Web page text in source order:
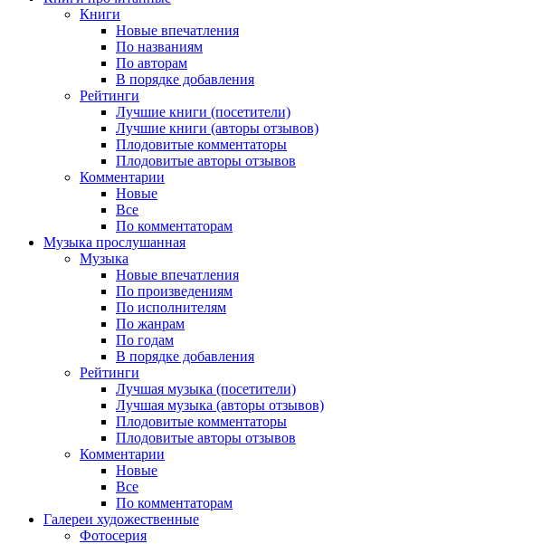
Книги
Новые впечатления
По названиям
По авторам
В порядке добавления
Рейтинги
Лучшие книги (посетители)
Лучшие книги (авторы отзывов)
Плодовитые комментаторы
Плодовитые авторы отзывов
Комментарии
Новые
Все
По комментаторам
Музыка прослушанная
Музыка
Новые впечатления
По произведениям
По исполнителям
По жанрам
По годам
В порядке добавления
Рейтинги
Лучшая музыка (посетители)
Лучшая музыка (авторы отзывов)
Плодовитые комментаторы
Плодовитые авторы отзывов
Комментарии
Новые
Все
По комментаторам
Галереи художественные
Фотосерия